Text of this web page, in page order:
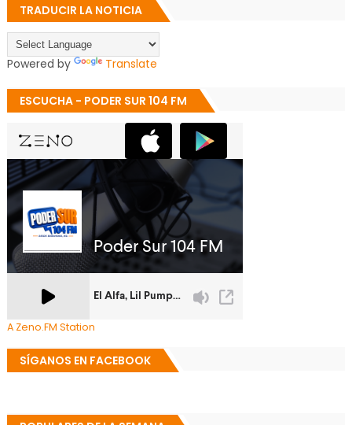
TRADUCIR LA NOTICIA
Powered by Translate
ESCUCHA - PODER SUR 104 FM
A Zeno.FM Station
SÍGANOS EN FACEBOOK